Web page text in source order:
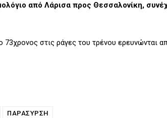
από Λάρισα προς Θεσσαλονίκη,
στις ράγες του τρένου ερευνώνται
ΠΑΡΑΣΥΡΣΗ